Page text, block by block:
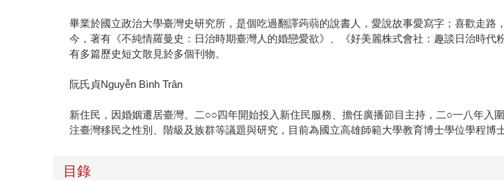
畢業於國立政治大學臺灣史研究所，是個吃過翻譯蒟蒻的說書人，愛說故事愛寫字；喜歡走
今，著有《不純情羅曼史：日治時期臺灣人的婚戀愛欲》、《好美麗株式會社：趣談日治時
有多篇歷史短文散見於多個刊物。
阮氏貞Nguyễn Bình Trân
新住民，因婚姻遷居臺灣。二○○四年開始投入新住民服務、擔任廣播節目主持，二○一八年
注臺灣移民之性別、階級及族群等議題與研究，目前為國立高雄師範大學教育博士學位學程博士
目錄